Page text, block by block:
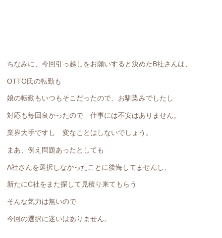
ちなみに、今回引っ越しをお願いすると決めたB社さんは、
OTTO氏の転勤も
娘の転勤もいつもそこだったので、お馴染みでしたし
対応も毎回良かったので 仕事には不安はありません。
業界大手ですし 変なことはしないでしょう。
まあ、例え問題あったとしても
A社さんを選択しなかったことに後悔してませんし、
新たにC社をまた探して見積り来てもらう
そんな気力は無いので
今回の選択に迷いはありません。